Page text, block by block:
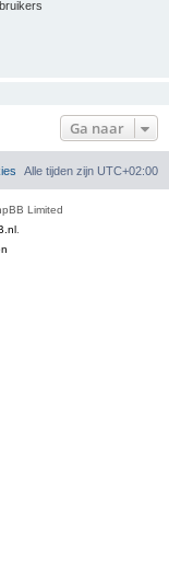
Ga naar
Alle tijden zijn UTC+02:00
Limited